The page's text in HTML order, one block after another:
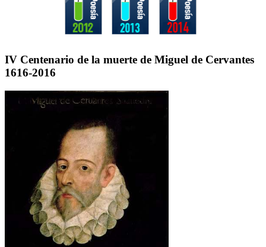
IV Centenario de la muerte de Miguel de Cervantes
1616-2016